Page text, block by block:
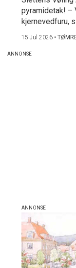
pyramidetak! –
kjernevedfuru,
15 Jul 2026 •